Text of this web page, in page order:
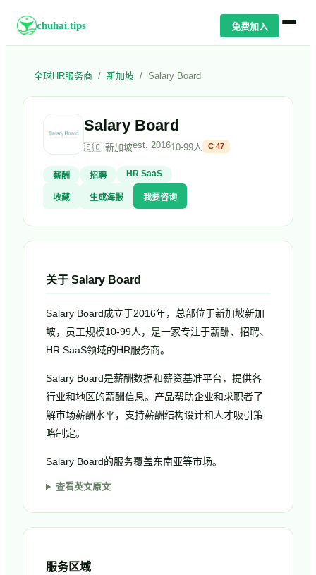
chuhai.tips 免费加入
全球HR服务商 / 新加坡 / Salary Board
Salary Board
🇸🇬 新加坡est. 201610-99人 C 47
薪酬 招聘 HR SaaS
收藏 生成海报 我要咨询
关于 Salary Board
Salary Board成立于2016年，总部位于新加坡新加
坡，员工规模10-99人，是一家专注于薪酬、招聘、
HR SaaS领域的HR服务商。
Salary Board是薪酬数据和薪资基准平台，提供各
行业和地区的薪酬信息。产品帮助企业和求职者了
解市场薪酬水平，支持薪酬结构设计和人才吸引策
略制定。
Salary Board的服务覆盖东南亚等市场。
查看英文原文
服务区域